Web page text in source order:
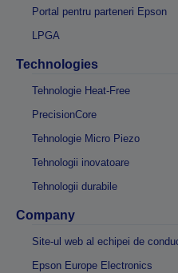
Portal pentru parteneri Epson
LPGA
Technologies
Tehnologie Heat-Free
PrecisionCore
Tehnologie Micro Piezo
Tehnologii inovatoare
Tehnologii durabile
Company
Site-ul web al echipei de
Epson Europe Electronics